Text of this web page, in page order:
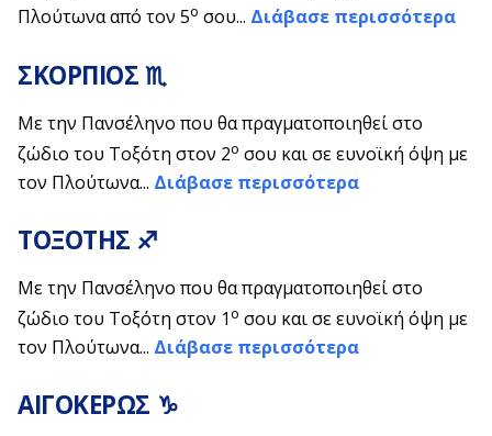
Πλούτωνα από τον 5ο σου... Διάβασε περισσότερα
ΣΚΟΡΠΙΟΣ ♏
Με την Πανσέληνο που θα πραγματοποιηθεί στο
ζώδιο του Τοξότη στον 2ο σου και σε ευνοϊκή όψη με
τον Πλούτωνα... Διάβασε περισσότερα
ΤΟΞΟΤΗΣ ♐
Με την Πανσέληνο που θα πραγματοποιηθεί στο
ζώδιο του Τοξότη στον 1ο σου και σε ευνοϊκή όψη με
τον Πλούτωνα... Διάβασε περισσότερα
ΑΙΓΟΚΕΡΩΣ ♑